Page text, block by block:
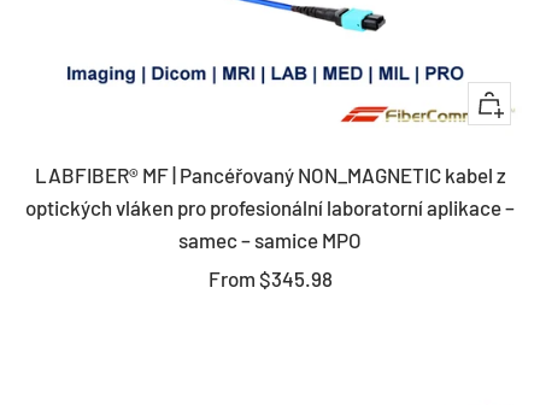
Quick
LABFIBER® MF | Pancéřovaný NON_MAGNETIC kabel z
optických vláken pro profesionální laboratorní aplikace –
samec – samice MPO
Sale
From $345.98